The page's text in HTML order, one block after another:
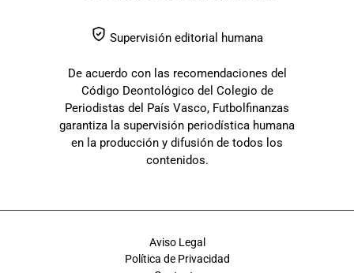
Supervisión editorial humana
De acuerdo con las recomendaciones del
Código Deontológico del Colegio de
Periodistas del País Vasco, Futbolfinanzas
garantiza la supervisión periodística humana
en la producción y difusión de todos los
contenidos.
Aviso Legal
Política de Privacidad